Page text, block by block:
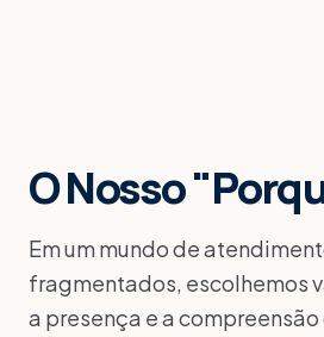
O Nosso
Em um mundo de
fragmentados, escolhemos
a presença e a